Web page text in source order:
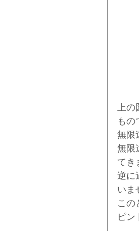
上の
もの
無限
無限
てき
逆に
いま
この
ピン